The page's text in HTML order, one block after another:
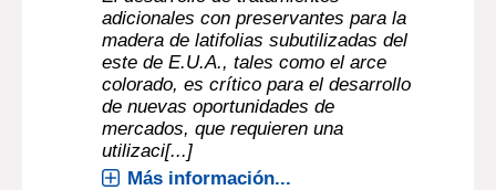
adicionales con preservantes para la
madera de latifolias subutilizadas del
este de E.U.A., tales como el arce
colorado, es crítico para el desarrollo
de nuevas oportunidades de
mercados, que requieren una
utilizaci[...]
Más información...